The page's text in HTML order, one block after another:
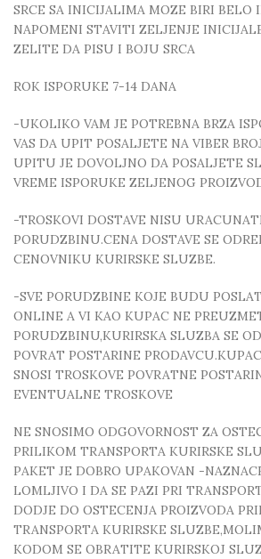
SRCE SA INICIJALIMA MOZE BIRI BELO
NAPOMENI STAVITI ZELJENJE
ZELITE DA PISU I BOJU SRCA
ROK ISPORUKE 7-14 DANA
-UKOLIKO VAM JE POTREBNA BRZA
VAS DA UPIT POSALJETE NA VIBER
UPITU JE DOVOLJNO DA POSALJETE
VREME ISPORUKE ZELJENOG
-TROSKOVI DOSTAVE NISU
PORUDZBINU.CENA DOSTAVE SE
CENOVNIKU KURIRSKE SLUZBE.
-SVE PORUDZBINE KOJE BUDU
ONLINE A VI KAO KUPAC NE
PORUDZBINU,KURIRSKA SLUZBA SE
POVRAT POSTARINE
SNOSI TROSKOVE POVRATNE
EVENTUALNE TROSKOVE
NE SNOSIMO ODGOVORNOST ZA
PRILIKOM TRANSPORTA KURIRSKE
PAKET JE DOBRO UPAKOVAN -
LOMLJIVO I DA SE PAZI PRI
DODJE DO OSTECENJA PROIZVODA
TRANSPORTA KURIRSKE
KODOM SE OBRATITE KURIRSKOJ